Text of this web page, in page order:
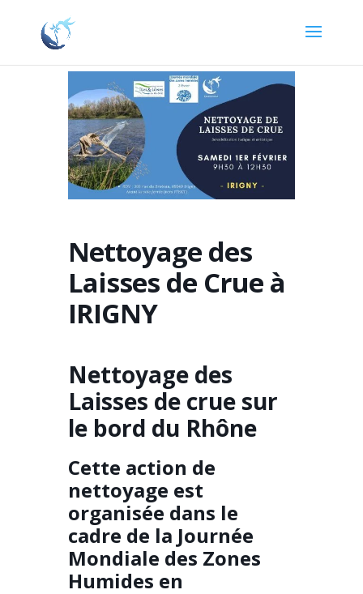
Nettoyage des
Laisses de Crue à
IRIGNY
Nettoyage des
Laisses de crue sur
le bord du Rhône
Cette action de
nettoyage est
organisée dans le
cadre de la Journée
Mondiale des Zones
Humides en